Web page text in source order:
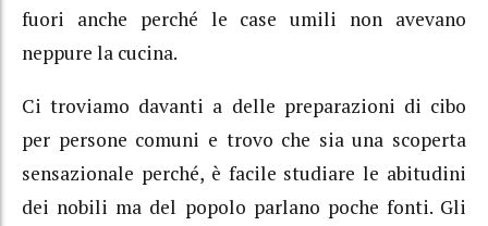
fuori anche perché le case umili non avevano
neppure la cucina.
Ci troviamo davanti a delle preparazioni di cibo
per persone comuni e trovo che sia una scoperta
sensazionale perché, è facile studiare le abitudini
dei nobili ma del popolo parlano poche fonti. Gli